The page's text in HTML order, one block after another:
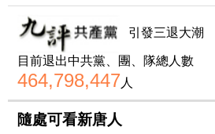
引發三退大潮
目前退出中共黨、團、隊總人數
464,798,447人
隨處可看新唐人